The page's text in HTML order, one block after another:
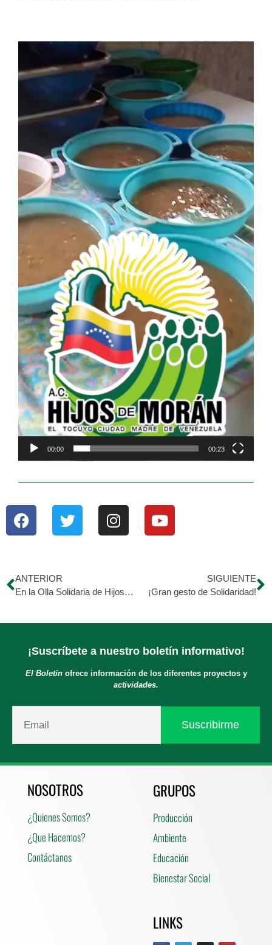
de
00:00 00:23
ANTERIOR
En la Olla Solidaria de Hijos de Morán
SIGUIENTE
¡Gran gesto de Solidaridad!
¡Suscríbete a nuestro boletín informativo!
El Boletínofrece información de los diferentes proyectos y
actividades.
NOSOTROS
¿Quienes Somos?
¿Que Hacemos?
Contáctanos
GRUPOS
Producción
Ambiente
Educación
Bienestar Social
LINKS